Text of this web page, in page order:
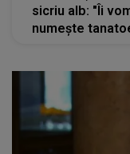
sicriu alb: "Îi
numește